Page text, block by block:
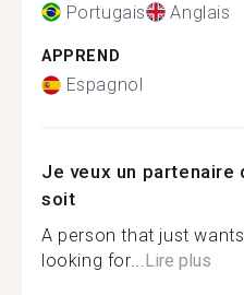
Portugais Anglais
APPREND
Espagnol
Je veux un partenaire
soit
A person that just
looking for...Lire plus